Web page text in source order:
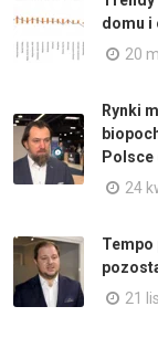
domu i
20
Rynki
Polsce
24
Tempo
21